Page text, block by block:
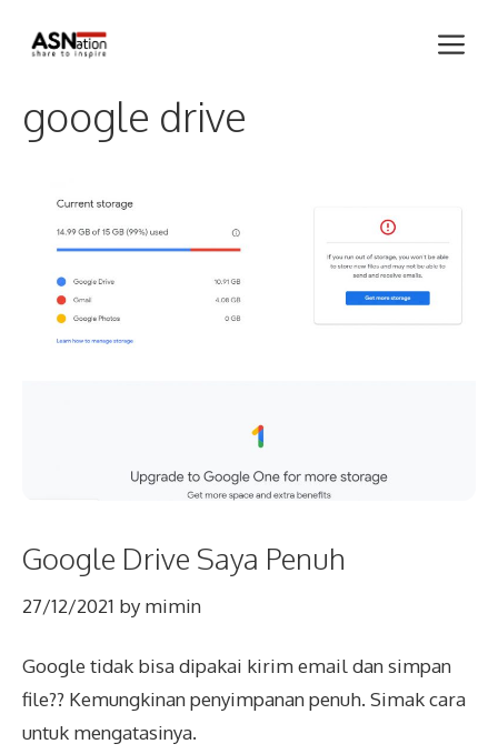
google drive
Google Drive Saya Penuh
27/12/2021 by mimin
Google tidak bisa dipakai kirim email dan simpan
file?? Kemungkinan penyimpanan penuh. Simak cara
untuk mengatasinya.